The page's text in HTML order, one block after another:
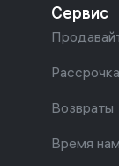
Сервис
Возвраты
Время